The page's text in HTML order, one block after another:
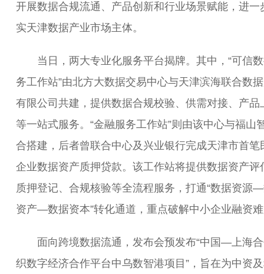
开展数据合规流通、产品创新和行业场景赋能，进一
实天津数据产业市场主体。
当日，两大专业化服务平台揭牌。其中，“可信
务工作站”由北方大数据交易中心与天津滨海联合数
有限公司共建，提供数据合规校验、供需对接、产品
等一站式服务。“金融服务工作站”则由该中心与福山
合搭建，后者曾联合中心及兴业银行完成天津市首笔
企业数据资产质押贷款。该工作站将提供数据资产评
质押登记、合规核验等全流程服务，打通“数据资源
资产—数据资本”转化通道，重点破解中小企业融资
面向跨境数据流通，发布会预发布“中国—上海
织数字经济合作平台中乌数智港项目”，旨在为中资